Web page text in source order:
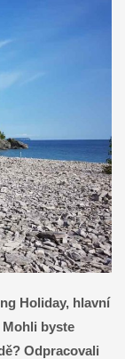
Holiday, hlavní
byste
Odpracovali